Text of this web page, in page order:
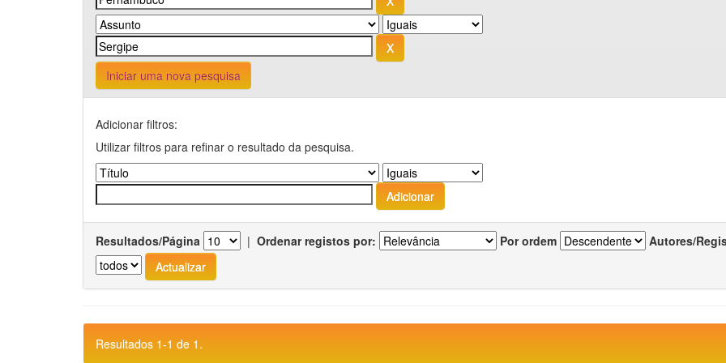
Iniciar uma nova pesquisa
Adicionar filtros:
Utilizar filtros para refinar o resultado da pesquisa.
Resultados/Página | Ordenar registos por: Por ordem Autores/
Resultados 1-1 de 1.